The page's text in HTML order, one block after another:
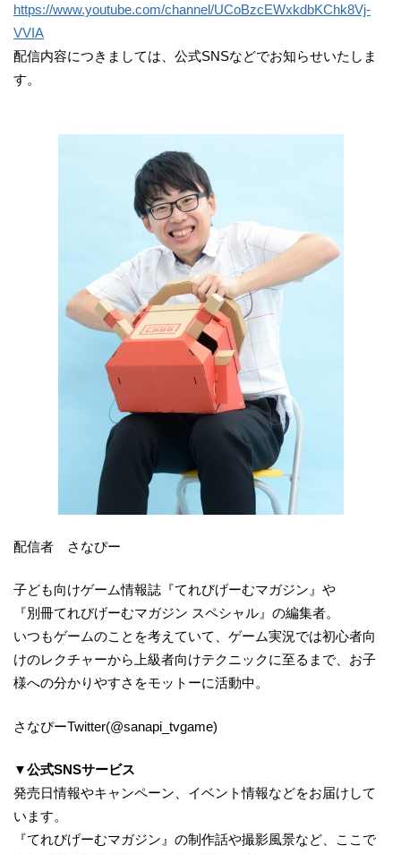
https://www.youtube.com/channel/UCoBzcEWxkdbKChk8Vj-
VVIA
配信内容につきましては、公式SNSなどでお知らせいたしま
す。
配信者 さなぴー
子ども向けゲーム情報誌『てれびげーむマガジン』や
『別冊てれびげーむマガジン スペシャル』の編集者。
いつもゲームのことを考えていて、ゲーム実況では初心者向
けのレクチャーから上級者向けテクニックに至るまで、お子
様への分かりやすさをモットーに活動中。
さなぴーTwitter(@sanapi_tvgame)
▼公式SNSサービス
発売日情報やキャンペーン、イベント情報などをお届けして
います。
『てれびげーむマガジン』の制作話や撮影風景など、ここで